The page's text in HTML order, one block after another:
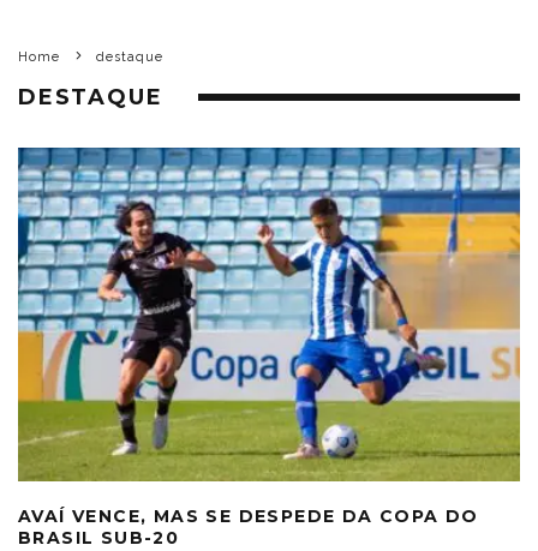
Home destaque
DESTAQUE
AVAÍ VENCE, MAS SE DESPEDE DA COPA DO
BRASIL SUB-20